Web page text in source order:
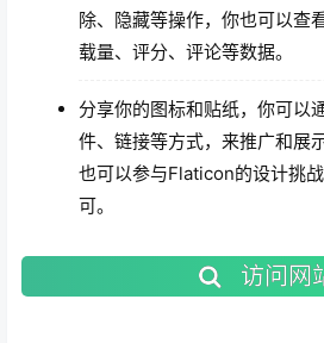
除、隐藏等操作，你也可以查
载量、评分、评论等数据。
分享你的图标和贴纸，你可以
件、链接等方式，来推广和展
也可以参与Flaticon的设计挑
可。
访问网